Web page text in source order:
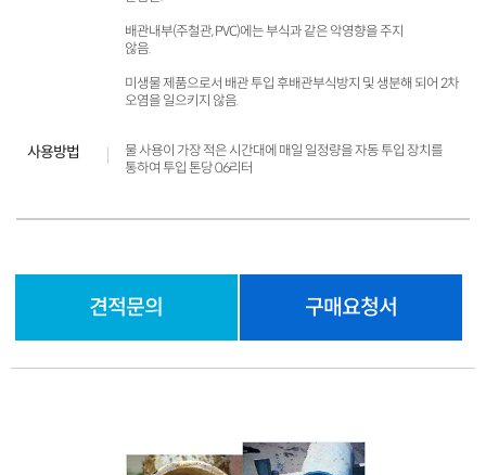
배관내부(주철관, PVC)에는 부식과 같은 악영향을 주지
않음.
미생물 제품으로서 배관 투입 후배관부식방지 및 생분해 되어 2차
오염을 일으키지 않음.
사용방법
물 사용이 가장 적은 시간대에 매일 일정량을 자동 투입 장치를
통하여 투입 톤당 0.6리터
견적문의 구매요청서